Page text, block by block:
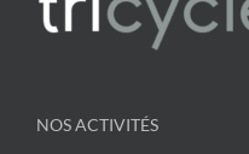
NOS ACTIVITÉS